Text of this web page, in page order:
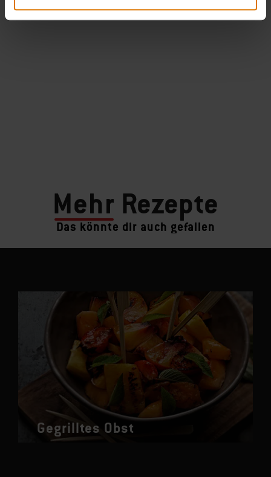
Mehr Rezepte
Das könnte dir auch gefallen
Gegrilltes Obst